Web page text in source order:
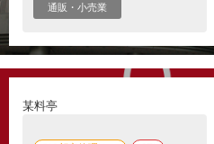
通販・小売業
某料亭